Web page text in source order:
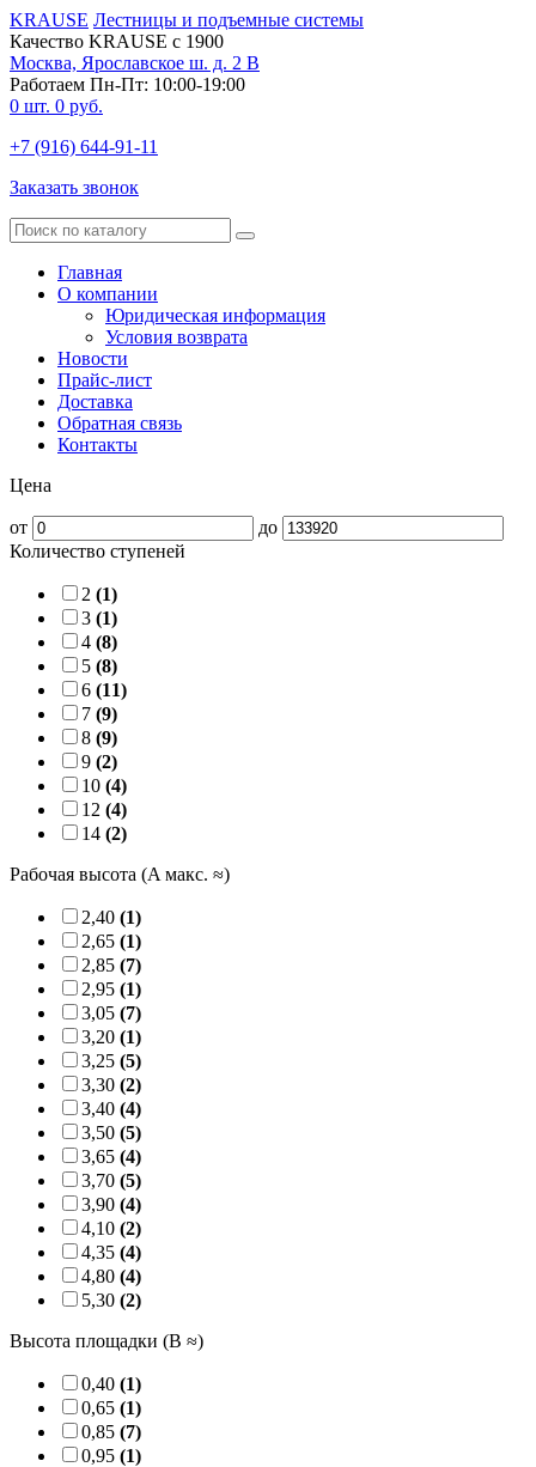
KRAUSE Лестницы и подъемные системы
Качество KRAUSE с 1900
Москва, Ярославское ш. д. 2 В
Работаем Пн-Пт: 10:00-19:00
0 шт. 0 руб.
+7 (916) 644-91-11
Заказать звонок
Главная
О компании
Юридическая информация
Условия возврата
Новости
Прайс-лист
Доставка
Обратная связь
Контакты
Цена
от
до
Количество ступеней
2 (1)
3 (1)
4 (8)
5 (8)
6 (11)
7 (9)
8 (9)
9 (2)
10 (4)
12 (4)
14 (2)
Рабочая высота (A макс. ≈)
2,40 (1)
2,65 (1)
2,85 (7)
2,95 (1)
3,05 (7)
3,20 (1)
3,25 (5)
3,30 (2)
3,40 (4)
3,50 (5)
3,65 (4)
3,70 (5)
3,90 (4)
4,10 (2)
4,35 (4)
4,80 (4)
5,30 (2)
Высота площадки (B ≈)
0,40 (1)
0,65 (1)
0,85 (7)
0,95 (1)